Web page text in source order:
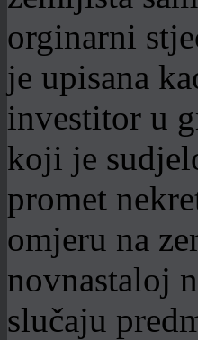
orginarni
je upisana
investitor u
koji je
promet
omjeru na
novnastaloj
slučaju